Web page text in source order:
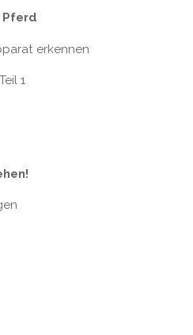
Pferd
erkennen
1